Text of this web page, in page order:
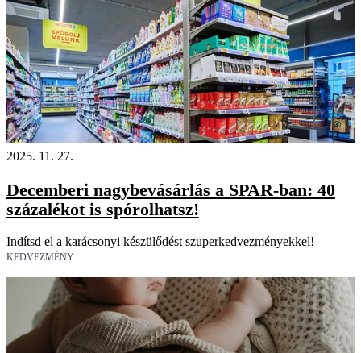
2025. 11. 27.
Decemberi nagybevásárlás a SPAR-ban: 40
százalékot is spórolhatsz!
Indítsd el a karácsonyi készülődést szuperkedvezményekkel!
KEDVEZMÉNY